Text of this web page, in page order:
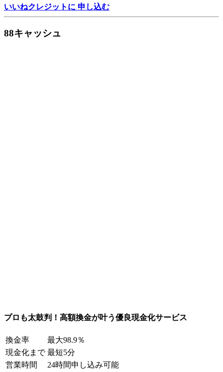
いいねクレジットに 申し込む
88キャッシュ
プロも太鼓判！高額換金が叶う優良現金化サービス
換金率
最大98.9％
現金化まで 最短5分
営業時間
24時間申し込み可能